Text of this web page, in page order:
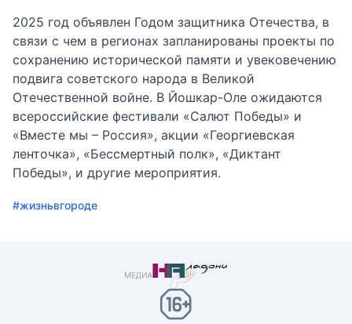
2025 год объявлен Годом защитника Отечества, в
связи с чем в регионах запланированы проекты по
сохранению исторической памяти и увековечению
подвига советского народа в Великой
Отечественной войне. В Йошкар-Оле ожидаются
всероссийские фестивали «Салют Победы» и
«Вместе мы – Россия», акции «Георгиевская
ленточка», «Бессмертный полк», «Диктант
Победы», и другие мероприятия.
#жизньвгороде